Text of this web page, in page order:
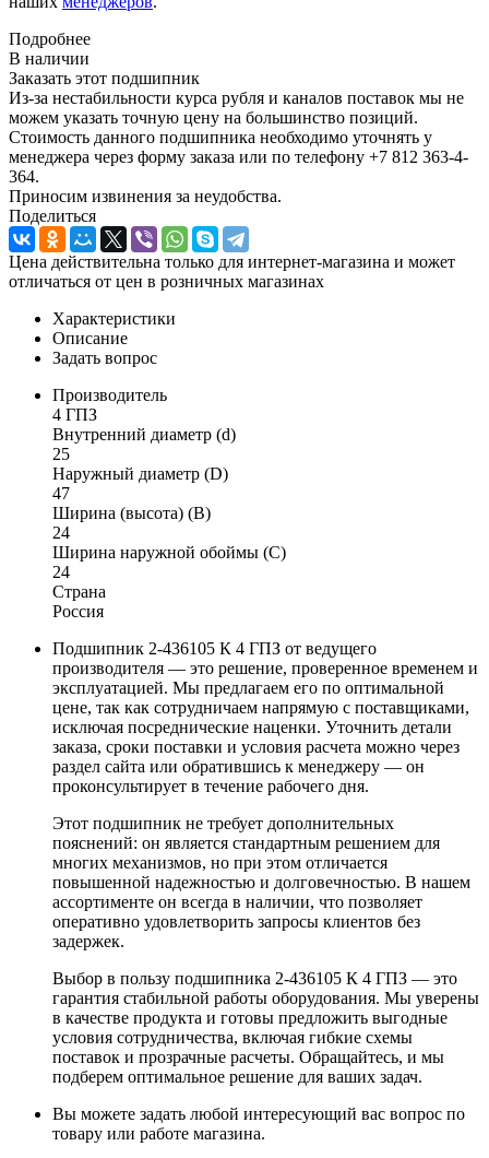
Подробнее
В наличии
Заказать этот подшипник
Из-за нестабильности курса рубля и каналов поставок мы не
можем указать точную цену на большинство позиций.
Стоимость данного подшипника необходимо уточнять у
менеджера через форму заказа или по телефону +7 812 363-4-
364.
Приносим извинения за неудобства.
Поделиться
Цена действительна только для интернет-магазина и может
отличаться от цен в розничных магазинах
Характеристики
Описание
Задать вопрос
Производитель
4 ГПЗ
Внутренний диаметр (d)
25
Наружный диаметр (D)
47
Ширина (высота) (B)
24
Ширина наружной обоймы (C)
24
Страна
Россия
Подшипник 2-436105 К 4 ГПЗ от ведущего
производителя — это решение, проверенное временем и
эксплуатацией. Мы предлагаем его по оптимальной
цене, так как сотрудничаем напрямую с поставщиками,
исключая посреднические наценки. Уточнить детали
заказа, сроки поставки и условия расчета можно через
раздел сайта или обратившись к менеджеру — он
проконсультирует в течение рабочего дня.
Этот подшипник не требует дополнительных
пояснений: он является стандартным решением для
многих механизмов, но при этом отличается
повышенной надежностью и долговечностью. В нашем
ассортименте он всегда в наличии, что позволяет
оперативно удовлетворить запросы клиентов без
задержек.
Выбор в пользу подшипника 2-436105 К 4 ГПЗ — это
гарантия стабильной работы оборудования. Мы уверены
в качестве продукта и готовы предложить выгодные
условия сотрудничества, включая гибкие схемы
поставок и прозрачные расчеты. Обращайтесь, и мы
подберем оптимальное решение для ваших задач.
Вы можете задать любой интересующий вас вопрос по
товару или работе магазина.